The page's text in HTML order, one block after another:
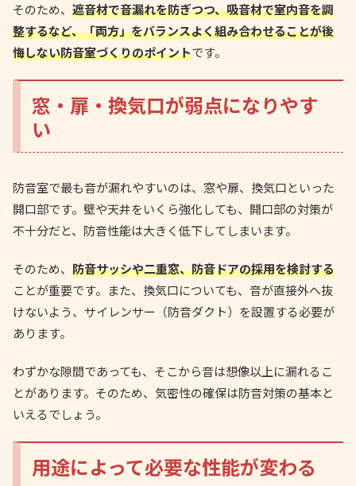
そのため、 遮音材で音漏れを防ぎつつ、吸音材で室内音を調
整するなど、「両方」をバランスよく組み合わせることが後
悔しない防音室づくりのポイントです。
窓・扉・換気口が弱点になりやす
い
防音室で最も音が漏れやすいのは、窓や扉、換気口といった
開口部です。壁や天井をいくら強化しても、開口部の対策が
不十分だと、防音性能は大きく低下してしまいます。
そのため、 防音サッシや二重窓、防音ドアの採用を検討する
ことが重要です。また、換気口についても、音が直接外へ抜
けないよう、サイレンサー（防音ダクト）を設置する必要が
あります。
わずかな隙間であっても、そこから音は想像以上に漏れるこ
とがあります。そのため、気密性の確保は防音対策の基本と
いえるでしょう。
用途によって必要な性能が変わる